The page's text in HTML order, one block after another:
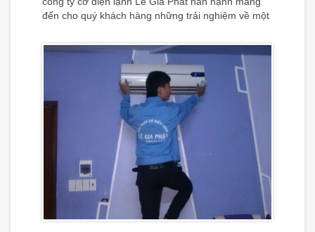
đến cho quý khách hàng những trải nghiệm về một
nghiệp” mà bất kỳ khách hàng khó tính nào cũng